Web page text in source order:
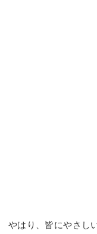
やはり、皆にやさし